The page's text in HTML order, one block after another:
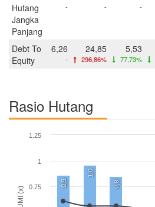
Hutang
Jangka
Panjang
- - -
Debt To
Equity
6,26
-
24,85
296,86%
5,53
77,73%
Rasio Hutang
BUMI (x)
0,9
1,0
0,9
0.75
1
1.25